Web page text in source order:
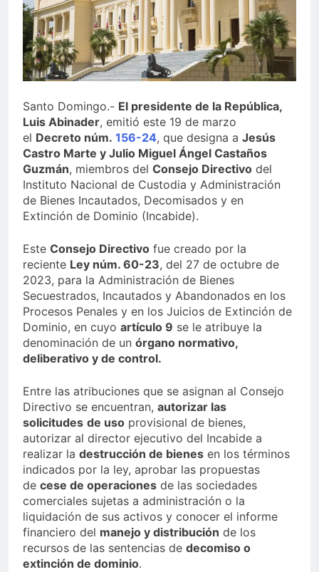
Sector de bancas deportivas
plantea posición sobre
proyecto de Ley General de
Juegos de Azar
5 Días Ago
Santo Domingo.- El presidente de la República,
Luis Abinader, emitió este 19 de marzo
el Decreto núm. 156-24, que designa a Jesús
Castro Marte y Julio Miguel Ángel Castaños
Guzmán, miembros del Consejo Directivo del
Instituto Nacional de Custodia y Administración
de Bienes Incautados, Decomisados y en
Extinción de Dominio (Incabide).
Este Consejo Directivo fue creado por la
reciente Ley núm. 60-23, del 27 de octubre de
2023, para la Administración de Bienes
Secuestrados, Incautados y Abandonados en los
Procesos Penales y en los Juicios de Extinción de
Dominio, en cuyo artículo 9 se le atribuye la
denominación de un órgano normativo,
deliberativo y de control.
Entre las atribuciones que se asignan al Consejo
Directivo se encuentran, autorizar las
solicitudes de uso provisional de bienes,
autorizar al director ejecutivo del Incabide a
realizar la destrucción de bienes en los términos
indicados por la ley, aprobar las propuestas
de cese de operaciones de las sociedades
comerciales sujetas a administración o la
liquidación de sus activos y conocer el informe
financiero del manejo y distribución de los
recursos de las sentencias de decomiso o
extinción de dominio.